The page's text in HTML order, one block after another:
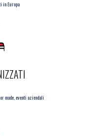
in Europa
made, eventi aziendali